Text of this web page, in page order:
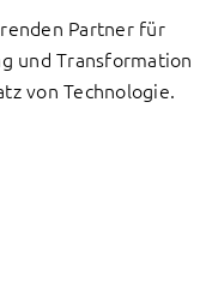
Partner für
und Transformation
von Technologie.